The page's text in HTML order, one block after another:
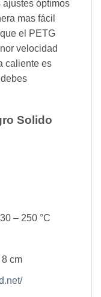
ajustes óptimos
mas fácil
el PETG
velocidad
caliente es
Solido
– 250 °C
cm